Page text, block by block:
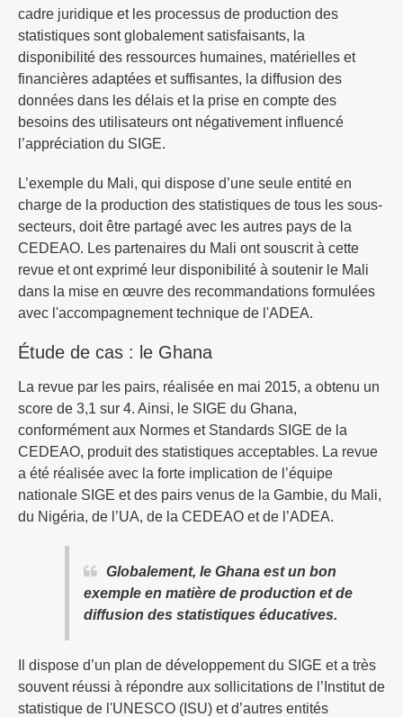
cadre juridique et les processus de production des
statistiques sont globalement satisfaisants, la
disponibilité des ressources humaines, matérielles et
financières adaptées et suffisantes, la diffusion des
données dans les délais et la prise en compte des
besoins des utilisateurs ont négativement influencé
l’appréciation du SIGE.
L’exemple du Mali, qui dispose d’une seule entité en
charge de la production des statistiques de tous les sous-
secteurs, doit être partagé avec les autres pays de la
CEDEAO. Les partenaires du Mali ont souscrit à cette
revue et ont exprimé leur disponibilité à soutenir le Mali
dans la mise en œuvre des recommandations formulées
avec l'accompagnement technique de l'ADEA.
Étude de cas : le Ghana
La revue par les pairs, réalisée en mai 2015, a obtenu un
score de 3,1 sur 4. Ainsi, le SIGE du Ghana,
conformément aux Normes et Standards SIGE de la
CEDEAO, produit des statistiques acceptables. La revue
a été réalisée avec la forte implication de l’équipe
nationale SIGE et des pairs venus de la Gambie, du Mali,
du Nigéria, de l’UA, de la CEDEAO et de l’ADEA.
Globalement, le Ghana est un bon
exemple en matière de production et de
diffusion des statistiques éducatives.
Il dispose d’un plan de développement du SIGE et a très
souvent réussi à répondre aux sollicitations de l’Institut de
statistique de l'UNESCO (ISU) et d’autres entités